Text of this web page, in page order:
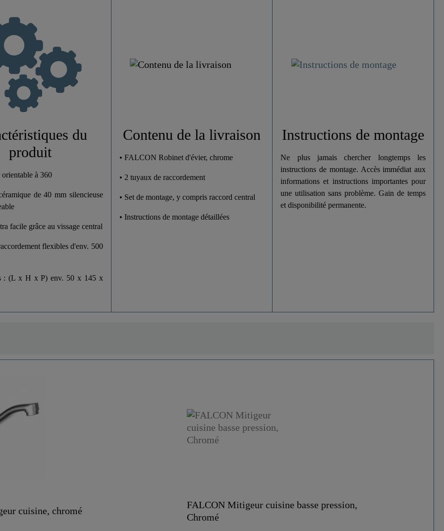
5,0 Cm
14,5 Cm
24,5 Cm
du
produit
orientable à 360
de 40 mm silencieuse
facile grâce au vissage central
flexibles d'env. 500
: (L x H x P) env. 50 x 145 x
Contenu de la livraison
• FALCON Robinet d'évier, chrome
• 2 tuyaux de raccordement
• Set de montage, y compris raccord central
• Instructions de montage détaillées
Instructions de montage
Ne plus jamais chercher longtemps les
instructions de montage. Accès immédiat aux
informations et instructions importantes pour
une utilisation sans problème. Gain de temps
et disponibilité permanente.
cuisine, chromé
FALCON Mitigeur cuisine basse pression,
Chromé